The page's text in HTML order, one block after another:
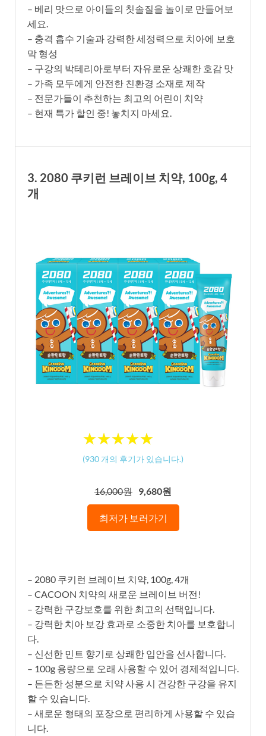
– 베리 맛으로 아이들의 칫솔질을 놀이로 만들어보
세요.
– 충격 흡수 기술과 강력한 세정력으로 치아에 보호
막 형성
– 구강의 박테리아로부터 자유로운 상쾌한 호감 맛
– 가족 모두에게 안전한 친환경 소재로 제작
– 전문가들이 추천하는 최고의 어린이 치약
– 현재 특가 할인 중! 놓치지 마세요.
3. 2080 쿠키런 브레이브 치약, 100g, 4
개
★★★★★
★★★★★
(930 개의 후기가 있습니다.)
16,000원 9,680원
최저가 보러가기
– 2080 쿠키런 브레이브 치약, 100g, 4개
– CACOON 치약의 새로운 브레이브 버전!
– 강력한 구강보호를 위한 최고의 선택입니다.
– 강력한 치아 보강 효과로 소중한 치아를 보호합니
다.
– 신선한 민트 향기로 상쾌한 입안을 선사합니다.
– 100g 용량으로 오래 사용할 수 있어 경제적입니다.
– 든든한 성분으로 치약 사용 시 건강한 구강을 유지
할 수 있습니다.
– 새로운 형태의 포장으로 편리하게 사용할 수 있습
니다.